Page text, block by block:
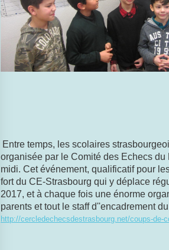
Entre temps, les scolaires
organisée par le Comité des Echecs
midi. Cet événement, qualificatif pour
fort du CE-Strasbourg qui y déplace
2017, et à chaque fois une énorme
parents et tout le staff d''encadrement
http://cercledechecsdestrasbourg.net/coups-de-